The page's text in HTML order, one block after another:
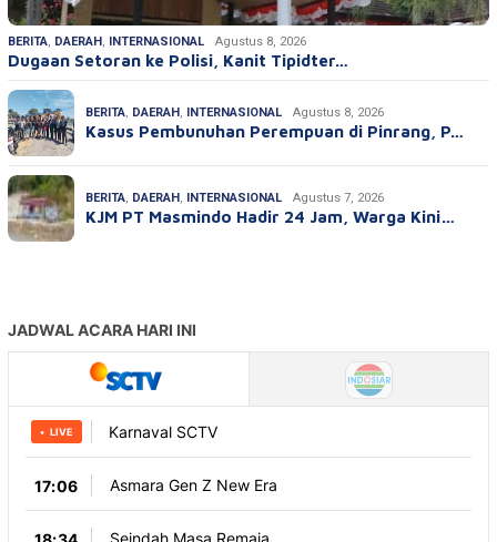
BERITA, DAERAH, INTERNASIONAL Agustus 8, 2026
Dugaan Setoran ke Polisi, Kanit Tipidter…
BERITA, DAERAH, INTERNASIONAL Agustus 8, 2026
Kasus Pembunuhan Perempuan di Pinrang, P…
BERITA, DAERAH, INTERNASIONAL Agustus 7, 2026
KJM PT Masmindo Hadir 24 Jam, Warga Kini…